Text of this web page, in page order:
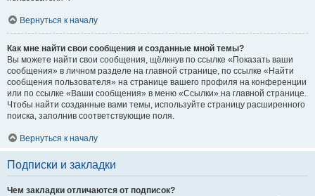
Вернуться к началу
Как мне найти свои сообщения и созданные мной темы?
Вы можете найти свои сообщения, щёлкнув по ссылке «Показать ваши
сообщения» в личном разделе на главной странице, по ссылке «Найти
сообщения пользователя» на странице вашего профиля на конференции
или по ссылке «Ваши сообщения» в меню «Ссылки» на главной странице.
Чтобы найти созданные вами темы, используйте страницу расширенного
поиска, заполнив соответствующие поля.
Вернуться к началу
Подписки и закладки
Чем закладки отличаются от подписок?